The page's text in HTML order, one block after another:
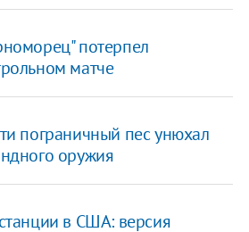
потерпел
матче
пограничный пес унюхал
оружия
в США: версия